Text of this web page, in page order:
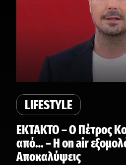
LIFESTYLE
ΕΚΤΑΚΤΟ – Ο Πέτρος
από… – Η on air
Αποκαλύψεις